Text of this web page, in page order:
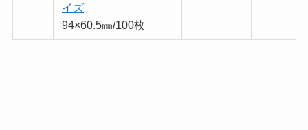
イズ
94×60.5㎜/100枚